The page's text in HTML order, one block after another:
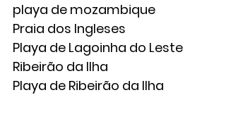
playa de mozambique
Praia dos Ingleses
Playa de Lagoinha do Leste
Ribeirão da Ilha
Playa de Ribeirão da Ilha